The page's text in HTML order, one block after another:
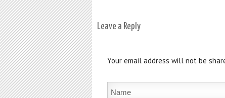
Leave a Reply
Your email address will not be